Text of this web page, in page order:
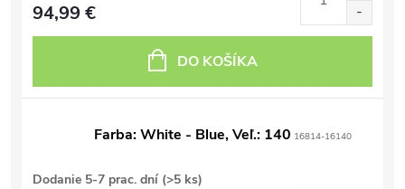
94,99 €
DO KOŠÍKA
Farba: White - Blue, Veľ.: 140 16814-16140
Dodanie 5-7 prac. dní (>5 ks)